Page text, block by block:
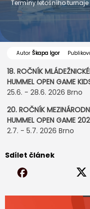
Termíny letošního turnaje
Sdílet článek
Autor Škapa Igor
18. ROČNÍK
HUMMEL OPEN GAME
25.6. - 28.6. 2026 Brno
20. ROČNÍK
HUMMEL OPEN GAME
2.7. - 5.7. 2026 Brno